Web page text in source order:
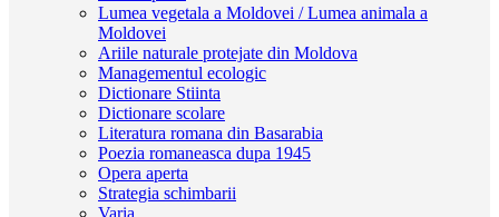
Lumea vegetala a Moldovei / Lumea animala a
Moldovei
Ariile naturale protejate din Moldova
Managementul ecologic
Dictionare Stiinta
Dictionare scolare
Literatura romana din Basarabia
Poezia romaneasca dupa 1945
Opera aperta
Strategia schimbarii